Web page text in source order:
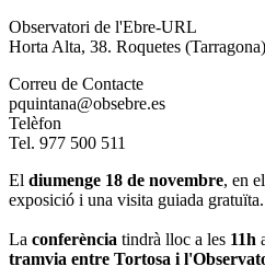
Observatori de l'Ebre-URL
Horta Alta, 38. Roquetes
Correu de Contacte
pquintana@obsebre.es
Telèfon
Tel. 977 500 511
El diumenge 18 de novembre, en
exposició i una visita guiada gratuïta.
La conferència tindrà lloc a les 11h
tramvia entre Tortosa i